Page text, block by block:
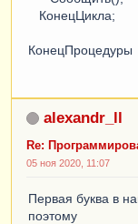
КонецЦикла;
КонецПроцедуры
alexandr_ll
Re:
05 ноя 2020, 11:07
Первая буква в
поэтому